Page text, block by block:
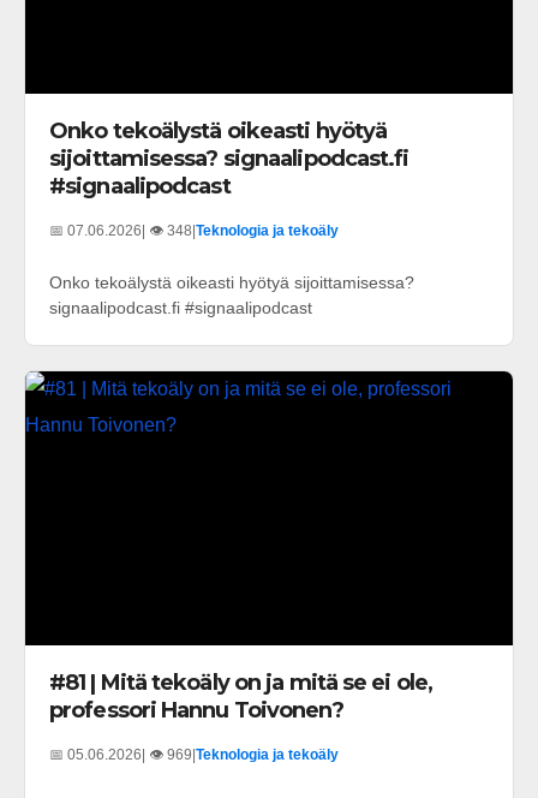
Onko tekoälystä oikeasti hyötyä
sijoittamisessa? signaalipodcast.fi
#signaalipodcast
📅 07.06.2026 | 👁️ 348 Teknologia ja tekoäly
Onko tekoälystä oikeasti hyötyä sijoittamisessa?
signaalipodcast.fi #signaalipodcast
#81 | Mitä tekoäly on ja mitä se ei ole,
professori Hannu Toivonen?
📅 05.06.2026 | 👁️ 969 Teknologia ja tekoäly